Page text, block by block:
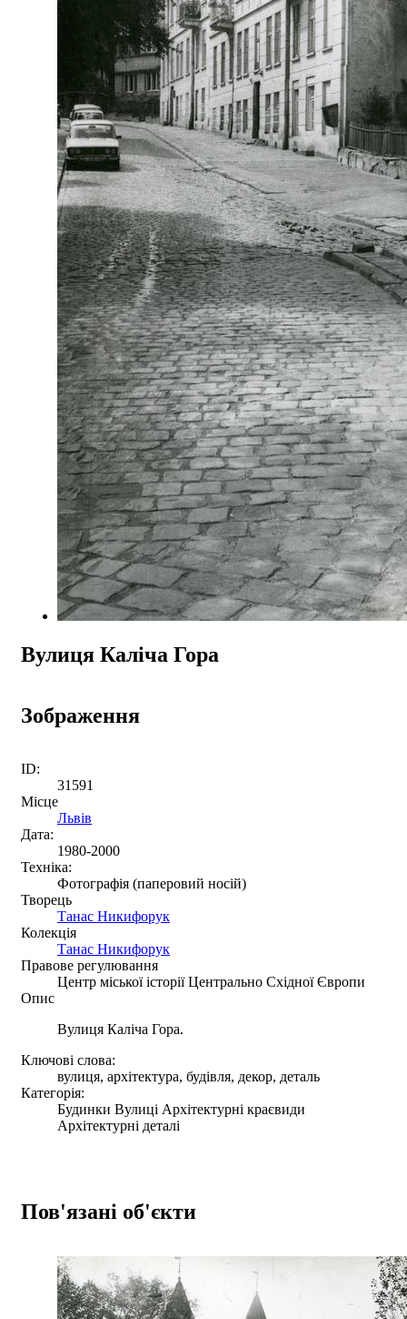
Вулиця Каліча Гора
Зображення
ID:
31591
Місце
Львів
Дата:
1980-2000
Техніка:
Фотографія (паперовий носій)
Творець
Танас Никифорук
Колекція
Танас Никифорук
Правове регулювання
Центр міської історії Центрально Східної Європи
Опис
Вулиця Каліча Гора.
Ключові слова:
вулиця, архітектура, будівля, декор, деталь
Категорія:
Будинки Вулиці Архітектурні краєвиди
Архітектурні деталі
Пов'язані об'єкти